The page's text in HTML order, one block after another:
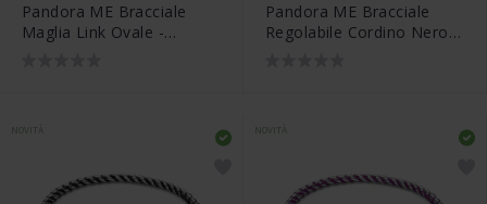
Pandora ME Bracciale
Maglia Link Ovale -
Pandora ME Bracciale
Regolabile Cordino Nero
NOVITÀ NOVITÀ